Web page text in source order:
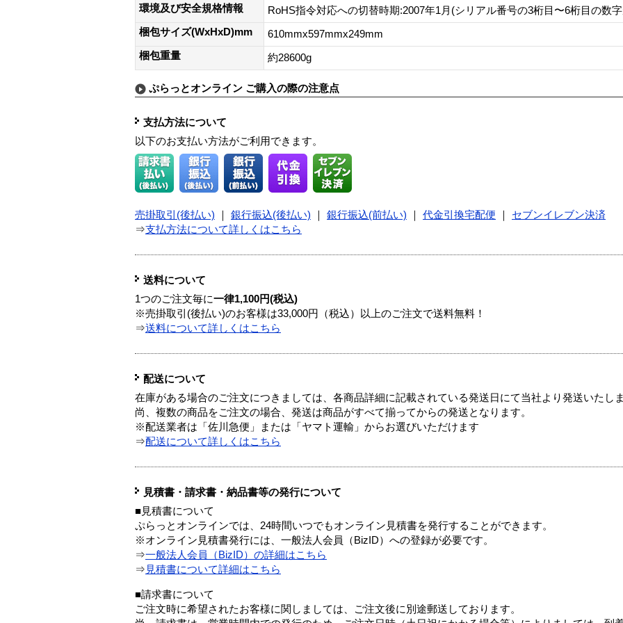
環境及び安全規格情報
RoHS指令対応への切替時期:2007年1月(シリアル番号の3桁目〜6桁目の数
梱包サイズ(WxHxD)mm
610mmx597mmx249mm
梱包重量
約28600g
ぷらっとオンライン ご購入の際の注意点
支払方法について
以下のお支払い方法がご利用できます。
売掛取引(後払い) ｜ 銀行振込(後払い) ｜ 銀行振込(前払い) ｜ 代金引換宅配便 ｜ セブンイレブン決済
⇒支払方法について詳しくはこちら
送料について
1つのご注文毎に一律1,100円(税込)
※売掛取引(後払い)のお客様は33,000円（税込）以上のご注文で送料無料！
⇒送料について詳しくはこちら
配送について
在庫がある場合のご注文につきましては、各商品詳細に記載されている発送日にて当社より発送いたし
尚、複数の商品をご注文の場合、発送は商品がすべて揃ってからの発送となります。
※配送業者は「佐川急便」または「ヤマト運輸」からお選びいただけます
⇒配送について詳しくはこちら
見積書・請求書・納品書等の発行について
■見積書について
ぷらっとオンラインでは、24時間いつでもオンライン見積書を発行することができます。
※オンライン見積書発行には、一般法人会員（BizID）への登録が必要です。
⇒一般法人会員（BizID）の詳細はこちら
⇒ 見積書について詳細はこちら
■請求書について
ご注文時に希望されたお客様に関しましては、ご注文後に別途郵送しております。